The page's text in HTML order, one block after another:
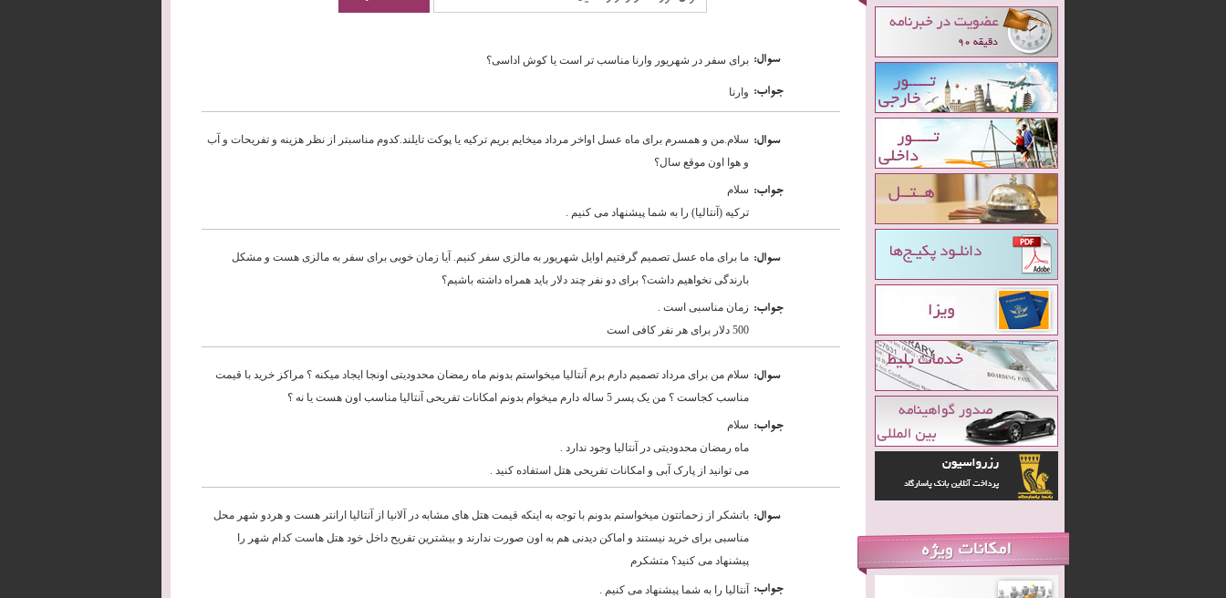
برای سفر در شهریور وارنا مناسب تر است یا کوش اداسی؟ :سوال
وارنا :جواب
سلام.من و همسرم برای ماه عسل اواخر مرداد میخایم بریم ترکیه یا پوکت تایلند.کدوم مناسبتر از نظر هزینه و تفریحات و آب
و هوا اون موقع سال؟
:سوال
سلام
ترکیه (آنتالیا) را به شما پیشنهاد می کنیم .
:جواب
ما برای ماه عسل تصمیم گرفتیم اوایل شهریور به مالزی سفر کنیم. آیا زمان خوبی برای سفر به مالزی هست و مشکل
بارندگی نخواهیم داشت؟ برای دو نفر چند دلار باید همراه داشته باشیم؟
:سوال
زمان مناسبی است .
500 دلار برای هر نفر کافی است
:جواب
سلام من برای مرداد تصمیم دارم برم آنتالیا میخواستم بدونم ماه رمضان محدودیتی اونجا ایجاد میکنه ؟ مراکز خرید با قیمت
مناسب کجاست ؟ من یک پسر 5 ساله دارم میخوام بدونم امکانات تفریحی آنتالیا مناسب اون هست یا نه ؟
:سوال
سلام
ماه رمضان محدودیتی در آنتالیا وجود ندارد .
می توانید از پارک آبی و امکانات تفریحی هتل استفاده کنید .
:جواب
باتشکر از زحماتتون میخواستم بدونم با توجه به اینکه قیمت هتل های مشابه در آلانیا از آنتالیا ارانتر هست و هردو شهر محل
مناسبی برای خرید نیستند و اماکن دیدنی هم به اون صورت ندارند و بیشترین تفریح داخل خود هتل هاست کدام شهر را
پیشنهاد می کنید؟ متشکرم
:سوال
آنتالیا را به شما پیشنهاد می کنیم . :جواب